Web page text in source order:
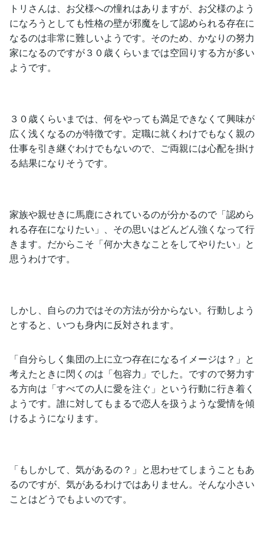
トリさんは、お父様への憧れはありますが、お父様のよう
になろうとしても性格の壁が邪魔をして認められる存在に
なるのは非常に難しいようです。そのため、かなりの努力
家になるのですが３０歳くらいまでは空回りする方が多い
ようです。
３０歳くらいまでは、何をやっても満足できなくて興味が
広く浅くなるのが特徴です。定職に就くわけでもなく親の
仕事を引き継ぐわけでもないので、ご両親には心配を掛け
る結果になりそうです。
家族や親せきに馬鹿にされているのが分かるので「認めら
れる存在になりたい」、その思いはどんどん強くなって行
きます。だからこそ「何か大きなことをしてやりたい」と
思うわけです。
しかし、自らの力ではその方法が分からない。行動しよう
とすると、いつも身内に反対されます。
「自分らしく集団の上に立つ存在になるイメージは？」と
考えたときに閃くのは「包容力」でした。ですので努力す
る方向は「すべての人に愛を注ぐ」という行動に行き着く
ようです。誰に対してもまるで恋人を扱うような愛情を傾
けるようになります。
「もしかして、気があるの？」と思わせてしまうこともあ
るのですが、気があるわけではありません。そんな小さい
ことはどうでもよいのです。